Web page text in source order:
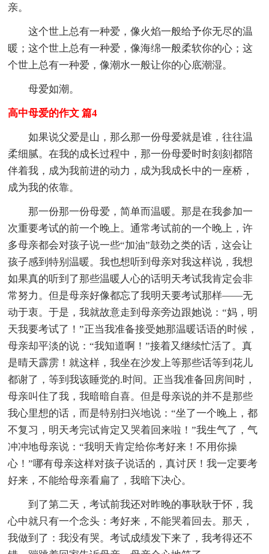
亲。
这个世上总有一种爱，像火焰一般给予你无尽的温
暖；这个世上总有一种爱，像海绵一般柔软你的心；这
个世上总有一种爱，像潮水一般让你的心底潮湿。
母爱如潮。
高中母爱的作文 篇4
如果说父爱是山，那么那一份母爱就是谁，往往温
柔细腻。在我的成长过程中，那一份母爱时时刻刻都陪
伴着我，成为我前进的动力，成为我成长中的一座桥，
成为我的依靠。
那一份那一份母爱，简单而温暖。那是在我参加一
次重要考试的前一个晚上。通常考试前的一个晚上，许
多母亲都会对孩子说一些“加油”鼓劲之类的话，这会让
孩子感到特别温暖。我也想听到母亲对我这样说，我想
如果真的听到了那些温暖人心的话明天考试我肯定会非
常努力。但是母亲好像都忘了我明天要考试那样——无
动于衷。于是，我就故意走到母亲旁边跟她说：“妈，明
天我要考试了！”正当我准备接受她那温暖话语的时候，
母亲却平淡的说：“我知道啊！”接着又继续忙活了。真
是晴天霹雳！就这样，我坐在沙发上等那些话等到花儿
都谢了，等到我该睡觉的.时间。正当我准备回房间时，
母亲叫住了我，我暗暗自喜。但是母亲说的并不是那些
我心里想的话，而是特别扫兴地说：“坐了一个晚上，都
不复习，明天考完试肯定又哭着回来啦！”我生气了，气
冲冲地母亲说：“我明天肯定给你考好来！不用你操
心！”哪有母亲这样对孩子说话的，真讨厌！我一定要考
好来，不能给母亲看扁了，我暗下决心。
到了第二天，考试前我还对昨晚的事耿耿于怀，我
心中就只有一个念头：考好来，不能哭着回去。那天，
我做到了：我没有哭。考试成绩发下来了，我考得还不